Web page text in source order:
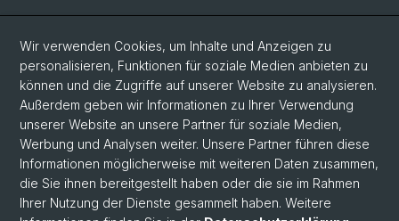
Social Media
LinkedIn
Bluesky
Vimeo
Wir verwenden Cookies, um Inhalte und Anzeigen zu
personalisieren, Funktionen für soziale Medien anbieten zu
können und die Zugriffe auf unserer Website zu analysieren.
Außerdem geben wir Informationen zu Ihrer Verwendung
unserer Website an unsere Partner für soziale Medien,
Werbung und Analysen weiter. Unsere Partner führen diese
Informationen möglicherweise mit weiteren Daten zusammen,
die Sie ihnen bereitgestellt haben oder die sie im Rahmen
Ihrer Nutzung der Dienste gesammelt haben. Weitere